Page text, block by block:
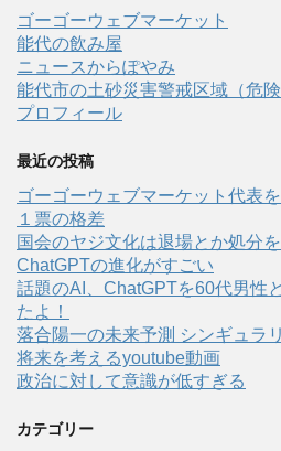
ゴーゴーウェブマーケット
能代の飲み屋
ニュースからぽやみ
能代市の土砂災害警戒区域（危
プロフィール
最近の投稿
ゴーゴーウェブマーケット代表
１票の格差
国会のヤジ文化は退場とか処分
ChatGPTの進化がすごい
話題のAI、ChatGPTを60代男性
たよ！
落合陽一の未来予測 シンギュラ
将来を考えるyoutube動画
政治に対して意識が低すぎる
カテゴリー